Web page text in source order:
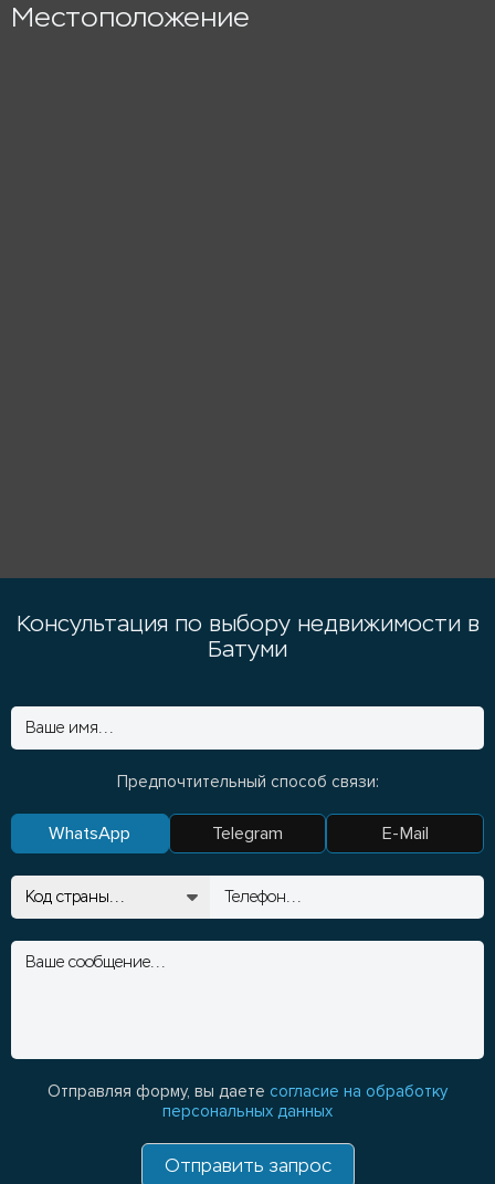
Местоположение
Консультация по выбору недвижимости в
Батуми
Предпочтительный способ связи:
WhatsApp Telegram E-Mail
Отправляя форму, вы даете согласие на обработку
персональных данных
Отправить запрос